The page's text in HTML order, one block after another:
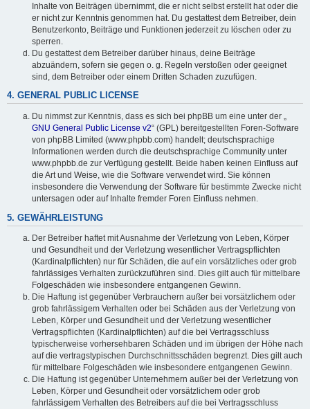
Inhalte von Beiträgen übernimmt, die er nicht selbst erstellt hat oder die
er nicht zur Kenntnis genommen hat. Du gestattest dem Betreiber, dein
Benutzerkonto, Beiträge und Funktionen jederzeit zu löschen oder zu
sperren.
Du gestattest dem Betreiber darüber hinaus, deine Beiträge
abzuändern, sofern sie gegen o. g. Regeln verstoßen oder geeignet
sind, dem Betreiber oder einem Dritten Schaden zuzufügen.
4. GENERAL PUBLIC LICENSE
Du nimmst zur Kenntnis, dass es sich bei phpBB um eine unter der „
GNU General Public License v2“ (GPL) bereitgestellten Foren-Software
von phpBB Limited (www.phpbb.com) handelt; deutschsprachige
Informationen werden durch die deutschsprachige Community unter
www.phpbb.de zur Verfügung gestellt. Beide haben keinen Einfluss auf
die Art und Weise, wie die Software verwendet wird. Sie können
insbesondere die Verwendung der Software für bestimmte Zwecke nicht
untersagen oder auf Inhalte fremder Foren Einfluss nehmen.
5. GEWÄHRLEISTUNG
Der Betreiber haftet mit Ausnahme der Verletzung von Leben, Körper
und Gesundheit und der Verletzung wesentlicher Vertragspflichten
(Kardinalpflichten) nur für Schäden, die auf ein vorsätzliches oder grob
fahrlässiges Verhalten zurückzuführen sind. Dies gilt auch für mittelbare
Folgeschäden wie insbesondere entgangenen Gewinn.
Die Haftung ist gegenüber Verbrauchern außer bei vorsätzlichem oder
grob fahrlässigem Verhalten oder bei Schäden aus der Verletzung von
Leben, Körper und Gesundheit und der Verletzung wesentlicher
Vertragspflichten (Kardinalpflichten) auf die bei Vertragsschluss
typischerweise vorhersehbaren Schäden und im übrigen der Höhe nach
auf die vertragstypischen Durchschnittsschäden begrenzt. Dies gilt auch
für mittelbare Folgeschäden wie insbesondere entgangenen Gewinn.
Die Haftung ist gegenüber Unternehmern außer bei der Verletzung von
Leben, Körper und Gesundheit oder vorsätzlichem oder grob
fahrlässigem Verhalten des Betreibers auf die bei Vertragsschluss